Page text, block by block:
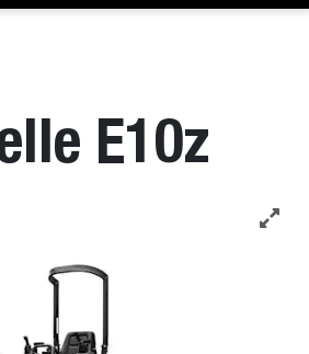
E10z